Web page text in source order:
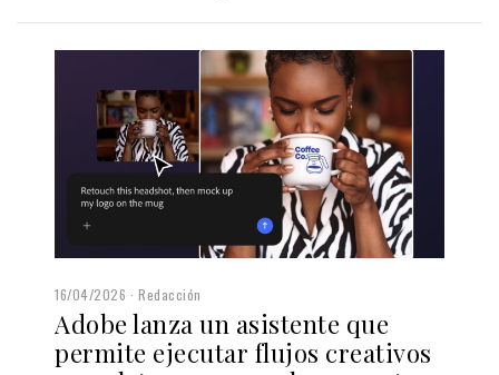
16/04/2026 Redacción
Adobe lanza un asistente que
permite ejecutar flujos creativos